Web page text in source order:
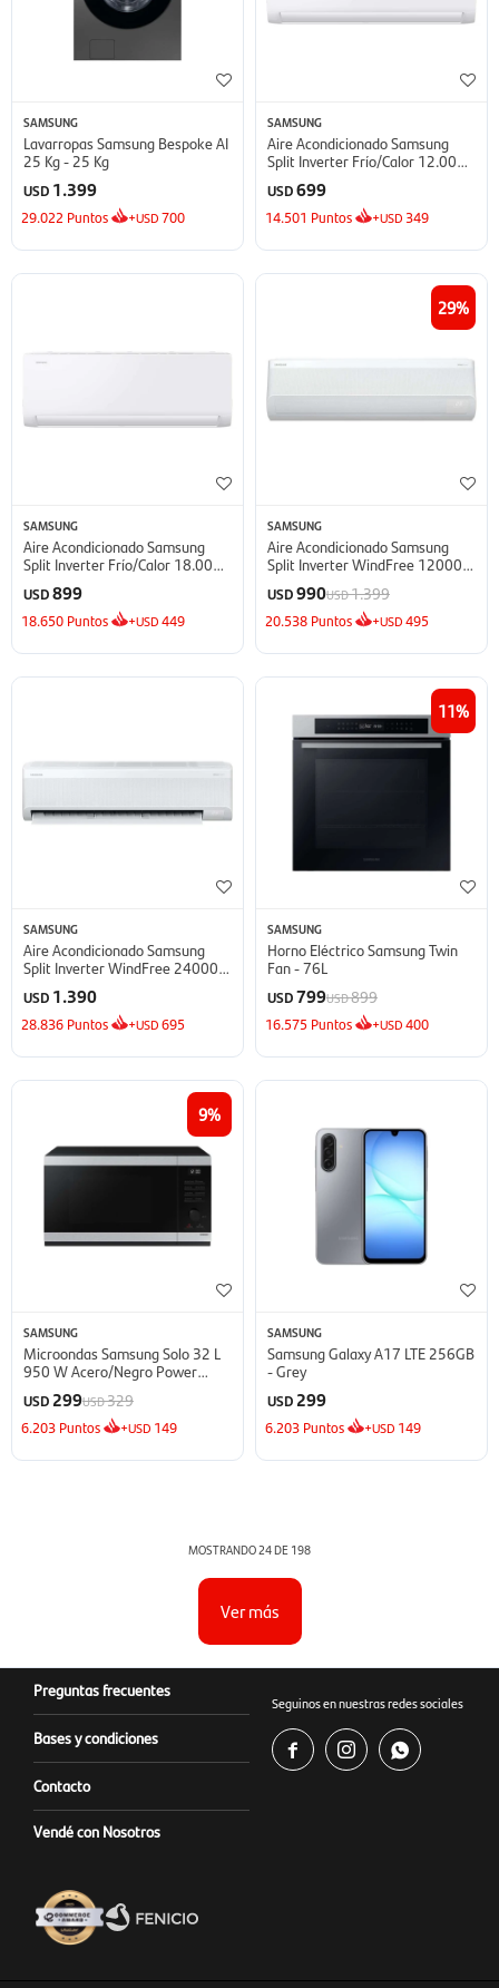
SAMSUNG
Lavarropas Samsung Bespoke AI
25 Kg - 25 Kg
USD 1.399
29.022 Puntos +USD700
SAMSUNG
Aire Acondicionado Samsung
Split Inverter Frío/Calor 12.000
BTU - BTU
USD699
14.501 Puntos +USD 349
SAMSUNG
Aire Acondicionado Samsung
Split Inverter Frío/Calor 18.000
BTU - BTU
USD899
18.650 Puntos +USD449
29
SAMSUNG
Aire Acondicionado Samsung
Split Inverter WindFree 12000
BTU - BTU
USD990USD1.399
20.538 Puntos +USD495
SAMSUNG
Aire Acondicionado Samsung
Split Inverter WindFree 24000
BTU - BTU
USD 1.390
28.836 Puntos +USD695
11
SAMSUNG
Horno Eléctrico Samsung Twin
Fan - 76L
USD799USD899
16.575 Puntos +USD400
9
SAMSUNG
Microondas Samsung Solo 32 L
950 W Acero/Negro Power
USD 299USD329
6.203 Puntos +USD 149
SAMSUNG
Samsung Galaxy A17 LTE 256GB
- Grey
USD 299
6.203 Puntos +USD 149
MOSTRANDO24DE 198
Ver más
Preguntas frecuentes
Bases y condiciones
Contacto
Vendé con Nosotros
Seguinos en nuestras redes sociales
  